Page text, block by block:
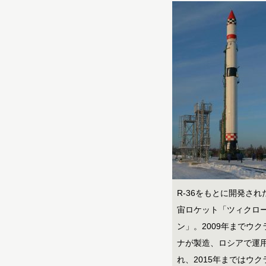
R-36をもとに開発され
宙ロケット「ツィクロ
ン」。2009年までウク
ナが製造、ロシアで運
れ、2015年まではウク